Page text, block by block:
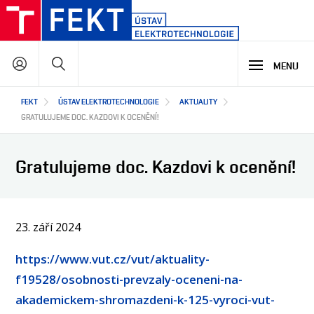
Přejít
hlavnímu
obsahu
Hlavní
navigace
STUDIUM
NABÍDKA STUDIJNÍCH PROGRAMŮ
O ÚSTAVU
EN
MENU
FEKT ÚSTAV ELEKTROTECHNOLOGIE
AKTUALITY
GRATULUJEME DOC. KAZDOVI K OCENĚNÍ!
Gratulujeme doc. Kazdovi k ocenění!
23. září 2024
https://www.vut.cz/vut/aktuality-
f19528/osobnosti-prevzaly-oceneni-na-
akademickem-shromazdeni-k-125-vyroci-vut-